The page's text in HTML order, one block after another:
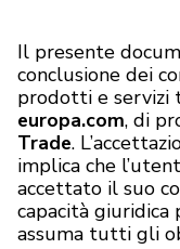
ASSISTENZA
NANO GOLD
ACCESSORI
Il presente
conclusione dei
prodotti e servizi
europa.com, di
Trade.
implica che
accettato il suo
capacità
assuma tutti gli